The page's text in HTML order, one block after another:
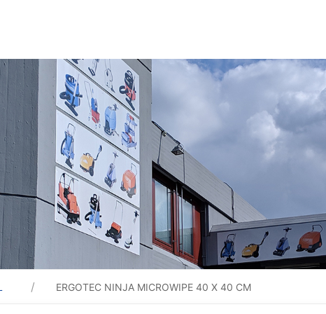
ERGOTEC NINJA MICROWIPE 40 X 40 CM